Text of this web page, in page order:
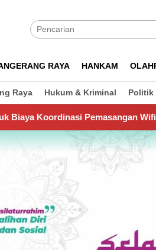
RAYA HANKAM
Raya Hukum & Kriminal Politik
Wifi di Perumahan Taman